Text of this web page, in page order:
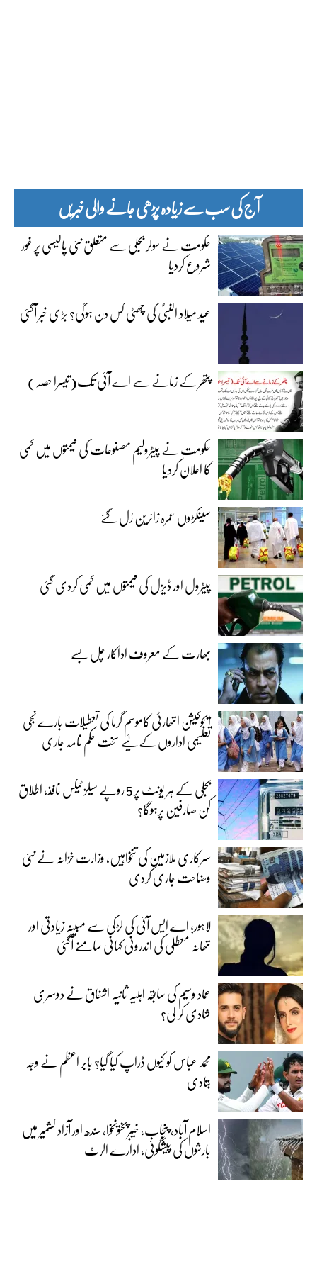
آج کی سب سے زیادہ پڑھی جانے والی خبریں
حکومت نے سولر بجلی سے متعلق نئی پالیسی پر غور
شروع کردیا
عید میلاد النبیؐ کی چھٹی کس دن ہوگی؟ بڑی خبر آگئی
پتھر کے زمانے سے اے آئی تک(تیسرا حصہ)
حکومت نے پیٹرولیم مصنوعات کی قیمتوں میں کمی
کا اعلان کردیا
سینکڑوں عمرہ زائرین رُل گئے
پیٹرول اور ڈیزل کی قیمتوں میں کمی کردی گئی
بھارت کے معروف اداکار چل بسے
ایجوکیشن اتھارٹی کاموسمِ گرما کی تعطیلات بارے نجی
تعلیمی اداروں کے لیے سخت حکم نامہ جاری
بجلی کے ہر یونٹ پر 5 روپے سیلز ٹیکس نافذ، اطلاق
کن صارفین پرہوگا؟
سرکاری ملازمین کی تنخواہیں، وزارت خزانہ نے نئی
وضاحت جاری کردی
لاہور؛ اے ایس آئی کی لڑکی سے مبینہ زیادتی اور
تھانہ معطلی کی اندرونی کہانی سامنے آگئی
عماد وسیم کی سابقہ اہلیہ ثانیہ اشفاق نے دوسری
شادی کر لی؟
محمد عباس کو کیوں ڈراپ کیا گیا؟ بابر اعظم نے وجہ
بتادی
اسلام آباد، پنجاب، خیبرپختونخوا، سندھ اور آزاد کشمیر میں
بارشوں کی پیشگوئی، ادارے الرٹ